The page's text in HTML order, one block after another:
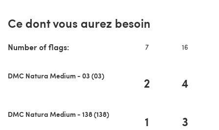
Ce dont vous aurez besoin
Number of flags: 7 16
DMC Natura Medium - 03 (03) 2 4
DMC Natura Medium - 138 (138) 1 3